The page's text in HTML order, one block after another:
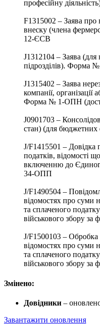
професійну
F1315002 – Заява про
внеску (члена
12-ЄСВ
J1312104 – Заява
підрозділів). Форма
J1315402 – Заява
компанії, організації
Форма № 1-ОПН
J0901703 –
стан) (для бюджетних
J/F1415501 – Довідка
податків, відомості
включенню до
34-ОПП
J/F1490504 –
відомостях про суми
та сплаченого
військового збору
J/F1500103 – Обробка
відомостях про суми
та сплаченого
військового збору
Змінено:
Довідники –
Завантажити оновлення